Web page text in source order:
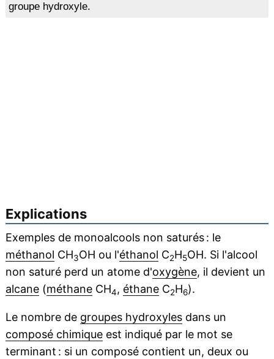
groupe hydroxyle.
Explications
Exemples de monoalcools non saturés : le
méthanol CH3OH ou l'éthanol C2H5OH. Si l'alcool
non saturé perd un atome d'oxygène, il devient un
alcane(méthaneCH4, éthaneC2H6).
Le nombre de groupes hydroxylesdans un
composé chimiqueest indiqué par le mot se
terminant : si un composé contient un, deux ou